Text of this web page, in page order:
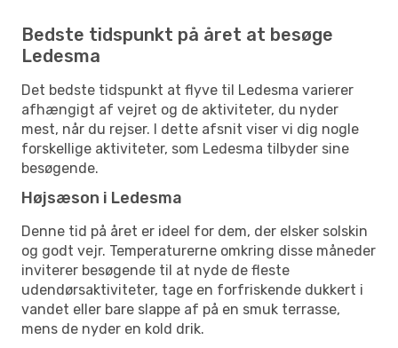
Bedste tidspunkt på året at besøge
Ledesma
Det bedste tidspunkt at flyve til Ledesma varierer
afhængigt af vejret og de aktiviteter, du nyder
mest, når du rejser. I dette afsnit viser vi dig nogle
forskellige aktiviteter, som Ledesma tilbyder sine
besøgende.
Højsæson i Ledesma
Denne tid på året er ideel for dem, der elsker solskin
og godt vejr. Temperaturerne omkring disse måneder
inviterer besøgende til at nyde de fleste
udendørsaktiviteter, tage en forfriskende dukkert i
vandet eller bare slappe af på en smuk terrasse,
mens de nyder en kold drik.